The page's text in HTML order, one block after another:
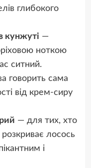
глибокого
кунжуті —
ноткою
ситний.
говорить сама
від крем-сиру
— для тих, хто
лосось
і